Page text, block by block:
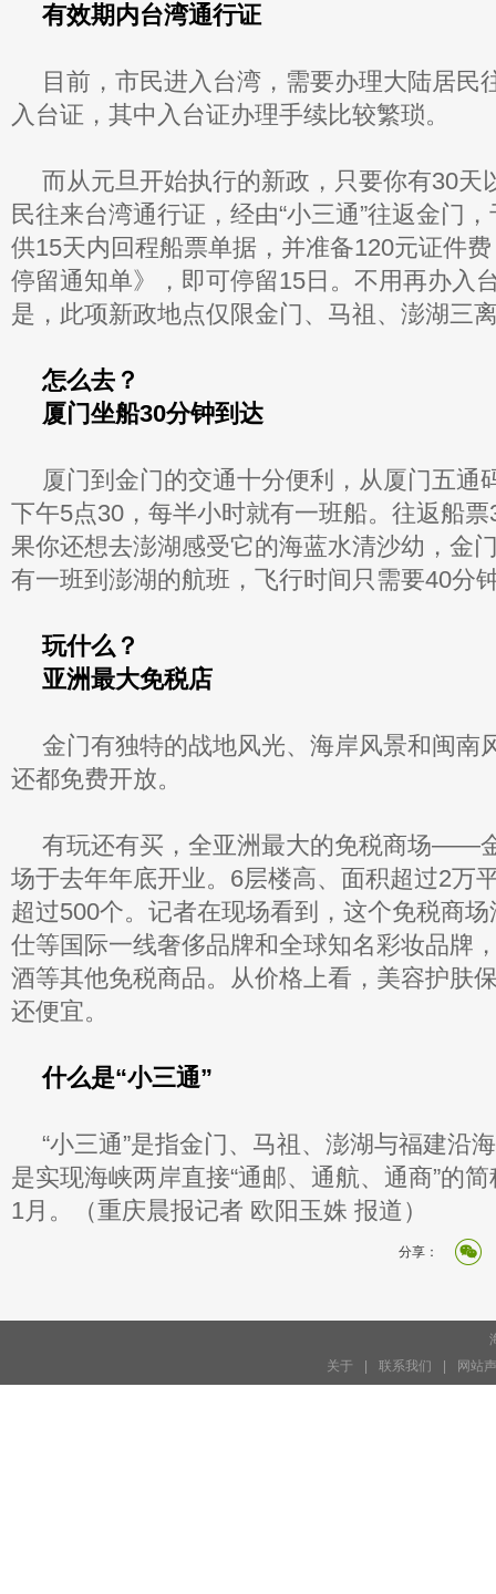
有效期内台湾通行证
目前，市民进入台湾，需要办理大陆居民
入台证，其中入台证办理手续比较繁琐。
而从元旦开始执行的新政，只要你有30天
民往来台湾通行证，经由“小三通”往返金门
供15天内回程船票单据，并准备120元证件
停留通知单》，即可停留15日。不用再办入
是，此项新政地点仅限金门、马祖、澎湖三
怎么去？
厦门坐船30分钟到达
厦门到金门的交通十分便利，从厦门五通
下午5点30，每半小时就有一班船。往返船
果你还想去澎湖感受它的海蓝水清沙幼，金
有一班到澎湖的航班，飞行时间只需要40分
玩什么？
亚洲最大免税店
金门有独特的战地风光、海岸风景和闽南
还都免费开放。
有玩还有买，全亚洲最大的免税商场——
场于去年年底开业。6层楼高、面积超过2万
超过500个。记者在现场看到，这个免税商
仕等国际一线奢侈品牌和全球知名彩妆品牌
酒等其他免税商品。从价格上看，美容护肤
还便宜。
什么是“小三通”
“小三通”是指金门、马祖、澎湖与福建沿
是实现海峡两岸直接“通邮、通航、通商”的
1月。（重庆晨报记者 欧阳玉姝 报道）
分享：
关于
联系我们 网站